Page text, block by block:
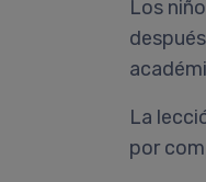
Los
La
por